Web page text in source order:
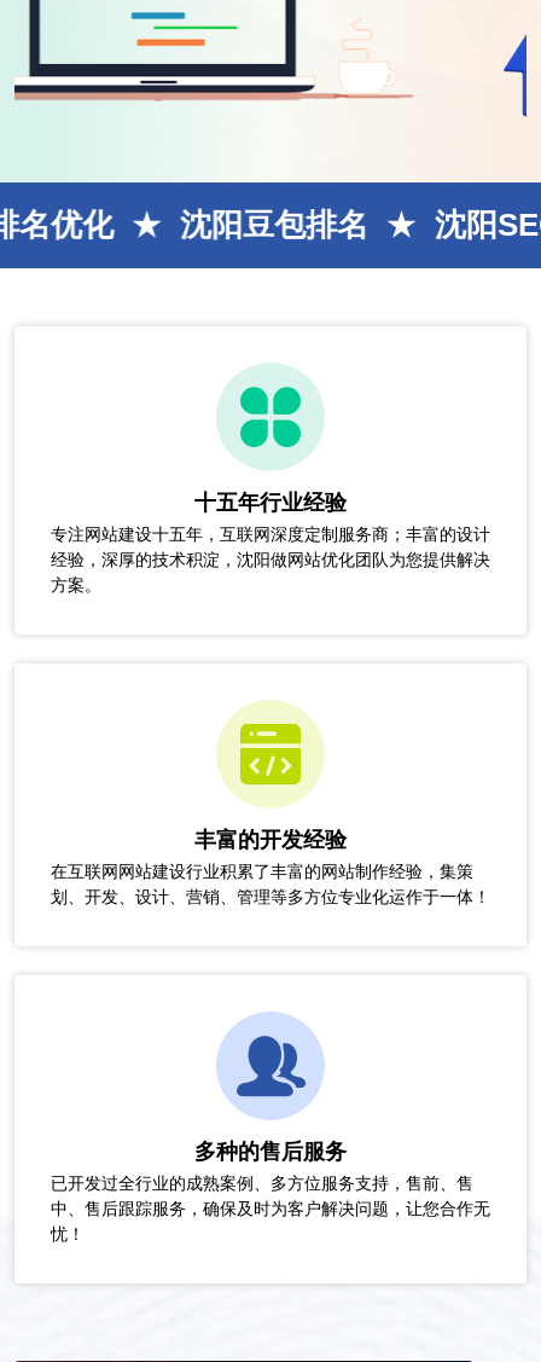
沈阳豆包排名 沈阳SEO网站优化
十五年行业经验
专注网站建设十五年，互联网深度定制服务商；丰富的设计
经验，深厚的技术积淀，沈阳做网站优化团队为您提供解决
方案。
丰富的开发经验
在互联网网站建设行业积累了丰富的网站制作经验，集策
划、开发、设计、营销、管理等多方位专业化运作于一体！
多种的售后服务
已开发过全行业的成熟案例、多方位服务支持，售前、售
中、售后跟踪服务，确保及时为客户解决问题，让您合作无
忧！